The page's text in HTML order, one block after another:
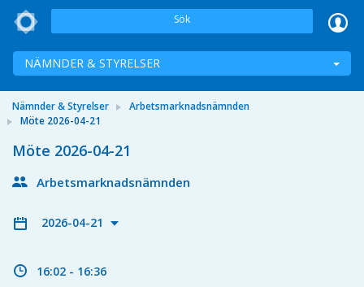
Sök
NÄMNDER & STYRELSER
Nämnder & Styrelser
Arbetsmarknadsnämnden
Möte 2026-04-21
Möte 2026-04-21
Arbetsmarknadsnämnden
2026-04-21
16:02 - 16:36